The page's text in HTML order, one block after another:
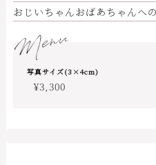
おじいちゃんおばあちゃんへ
Menu
写真サイズ(3×4cm)
¥3,300